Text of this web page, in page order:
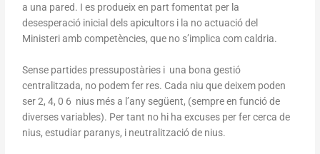
a una pared. I es produeix en part fomentat per la
desesperació inicial dels apicultors i la no actuació del
Ministeri amb competències, que no s’implica com caldria.
Sense partides pressupostàries i una bona gestió
centralitzada, no podem fer res. Cada niu que deixem poden
ser 2, 4, 0 6 nius més a l’any següent, (sempre en funció de
diverses variables). Per tant no hi ha excuses per fer cerca de
nius, estudiar paranys, i neutralització de nius.